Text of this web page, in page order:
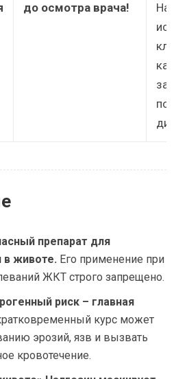
до осмотра врача!
препарат для
в животе. Его применение при
ЖКТ строго запрещено.
риск – главная
курс может
эрозий, язв и вызвать
кровотечение.